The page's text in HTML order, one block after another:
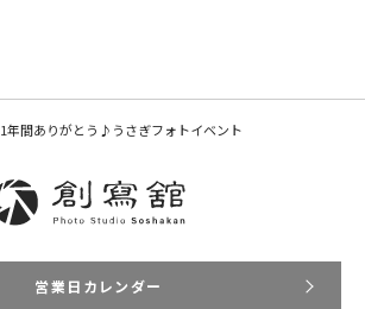
1年間ありがとう♪うさぎフォトイベント
営業日カレンダー